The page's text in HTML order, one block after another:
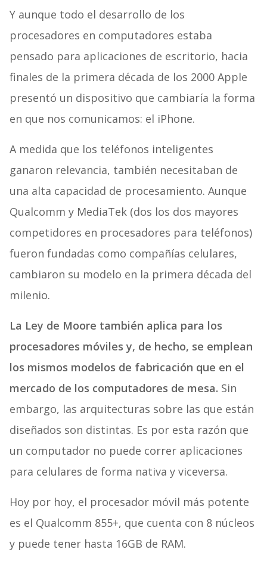
Y aunque todo el desarrollo de los
procesadores en computadores estaba
pensado para aplicaciones de escritorio, hacia
finales de la primera década de los 2000 Apple
presentó un dispositivo que cambiaría la forma
en que nos comunicamos: el iPhone.
A medida que los teléfonos inteligentes
ganaron relevancia, también necesitaban de
una alta capacidad de procesamiento. Aunque
Qualcomm y MediaTek (dos los dos mayores
competidores en procesadores para teléfonos)
fueron fundadas como compañías celulares,
cambiaron su modelo en la primera década del
milenio.
La Ley de Moore también aplica para los
procesadores móviles y, de hecho, se emplean
los mismos modelos de fabricación que en el
mercado de los computadores de mesa. Sin
embargo, las arquitecturas sobre las que están
diseñados son distintas. Es por esta razón que
un computador no puede correr aplicaciones
para celulares de forma nativa y viceversa.
Hoy por hoy, el procesador móvil más potente
es el Qualcomm 855+, que cuenta con 8 núcleos
y puede tener hasta 16GB de RAM.